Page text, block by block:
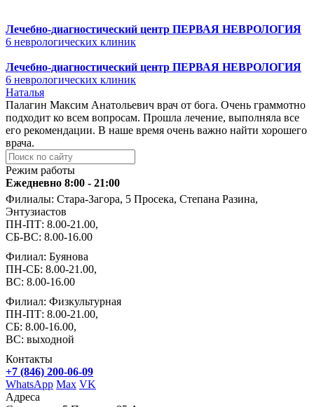
Лечебно-диагностический центр ПЕРВАЯ НЕВРОЛОГИЯ
6 неврологических клиник
Лечебно-диагностический центр ПЕРВАЯ НЕВРОЛОГИЯ
6 неврологических клиник
Наталья
Палагин Максим Анатольевич врач от бога. Очень граммотно
подходит ко всем вопросам. Прошла лечение, выполняла все
его рекомендации. В наше время очень важно найти хорошего
врача.
Режим работы
Ежедневно 8:00 - 21:00
Филиалы: Стара-Загора, 5 Просека, Степана Разина,
Энтузиастов
ПН-ПТ: 8.00-21.00,
СБ-ВС: 8.00-16.00
Филиал: Буянова
ПН-СБ: 8.00-21.00,
ВС: 8.00-16.00
Филиал: Физкультурная
ПН-ПТ: 8.00-21.00,
СБ: 8.00-16.00,
ВС: выходной
Контакты
+7 (846) 200-06-09
WhatsApp Max VK
Адреса